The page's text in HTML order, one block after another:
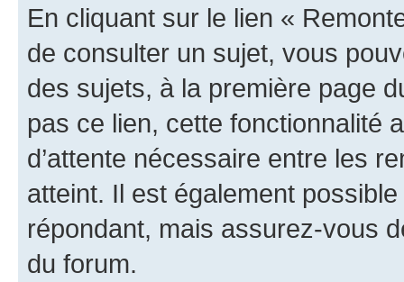
En cliquant sur le lien «
de consulter un sujet, vous
des sujets, à la première page
pas ce lien, cette fonctionnalité
d’attente nécessaire entre les
atteint. Il est également
répondant, mais assurez-vous
du forum.